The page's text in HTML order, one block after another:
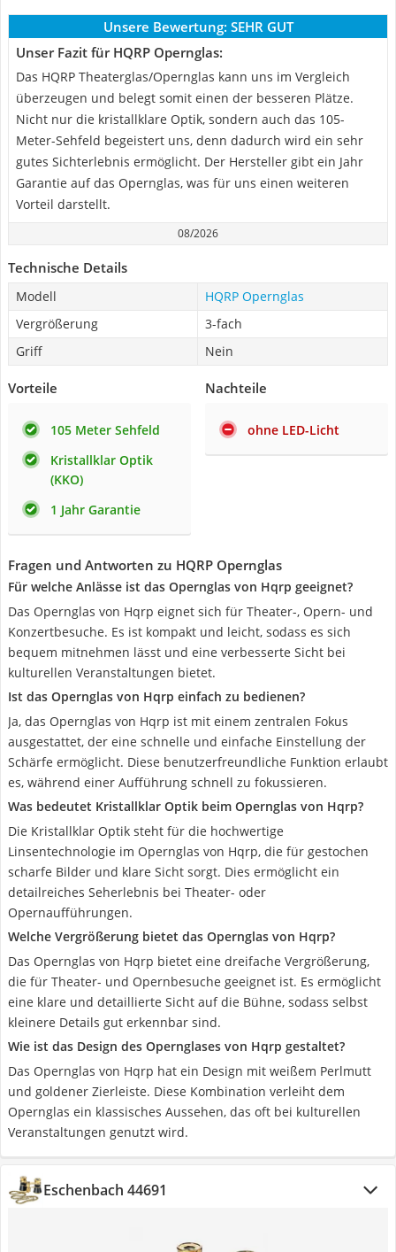
Unsere Bewertung: SEHR GUT
Unser Fazit für HQRP Opernglas:
Das HQRP Theaterglas/Opernglas kann uns im Vergleich
überzeugen und belegt somit einen der besseren Plätze.
Nicht nur die kristallklare Optik, sondern auch das 105-
Meter-Sehfeld begeistert uns, denn dadurch wird ein sehr
gutes Sichterlebnis ermöglicht. Der Hersteller gibt ein Jahr
Garantie auf das Opernglas, was für uns einen weiteren
Vorteil darstellt.
08/2026
Technische Details
Modell
HQRP Opernglas
Vergrößerung
3-fach
Griff
Nein
Vorteile
105 Meter Sehfeld
Kristallklar Optik
(KKO)
1 Jahr Garantie
Nachteile
ohne LED-Licht
Fragen und Antworten zu HQRP Opernglas
Für welche Anlässe ist das Opernglas von Hqrp geeignet?
Das Opernglas von Hqrp eignet sich für Theater-, Opern- und
Konzertbesuche. Es ist kompakt und leicht, sodass es sich
bequem mitnehmen lässt und eine verbesserte Sicht bei
kulturellen Veranstaltungen bietet.
Ist das Opernglas von Hqrp einfach zu bedienen?
Ja, das Opernglas von Hqrp ist mit einem zentralen Fokus
ausgestattet, der eine schnelle und einfache Einstellung der
Schärfe ermöglicht. Diese benutzerfreundliche Funktion erlaubt
es, während einer Aufführung schnell zu fokussieren.
Was bedeutet Kristallklar Optik beim Opernglas von Hqrp?
Die Kristallklar Optik steht für die hochwertige
Linsentechnologie im Opernglas von Hqrp, die für gestochen
scharfe Bilder und klare Sicht sorgt. Dies ermöglicht ein
detailreiches Seherlebnis bei Theater- oder
Opernaufführungen.
Welche Vergrößerung bietet das Opernglas von Hqrp?
Das Opernglas von Hqrp bietet eine dreifache Vergrößerung,
die für Theater- und Opernbesuche geeignet ist. Es ermöglicht
eine klare und detaillierte Sicht auf die Bühne, sodass selbst
kleinere Details gut erkennbar sind.
Wie ist das Design des Opernglases von Hqrp gestaltet?
Das Opernglas von Hqrp hat ein Design mit weißem Perlmutt
und goldener Zierleiste. Diese Kombination verleiht dem
Opernglas ein klassisches Aussehen, das oft bei kulturellen
Veranstaltungen genutzt wird.
Eschenbach 44691